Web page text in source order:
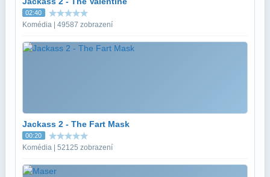
02:40
Komédia | 49587 zobrazení
Jackass 2 - The Fart Mask
00:20
Komédia | 52125 zobrazení